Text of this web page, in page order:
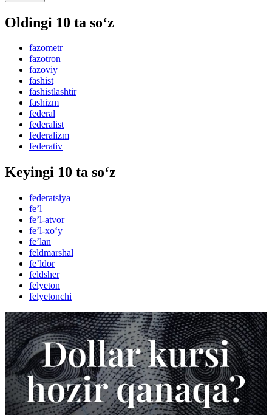
Oldingi 10 ta so‘z
fazometr
fazotron
fazoviy
fashist
fashistlashtir
fashizm
federal
federalist
federalizm
federativ
Keyingi 10 ta so‘z
federatsiya
feʼl
feʼl-atvor
feʼl-xo‘y
feʼlan
feldmarshal
feʼldor
feldsher
felyeton
felyetonchi